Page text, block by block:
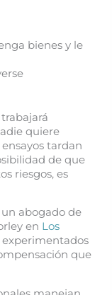
bienes y le
quiere
tardan
de que
riesgos, es
abogado de
en Los
que